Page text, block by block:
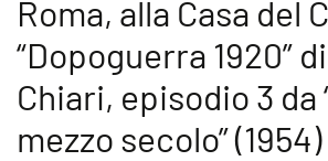
Roma, alla Casa del
“Dopoguerra 1920”
Chiari, episodio 3 da
mezzo secolo” (1954)